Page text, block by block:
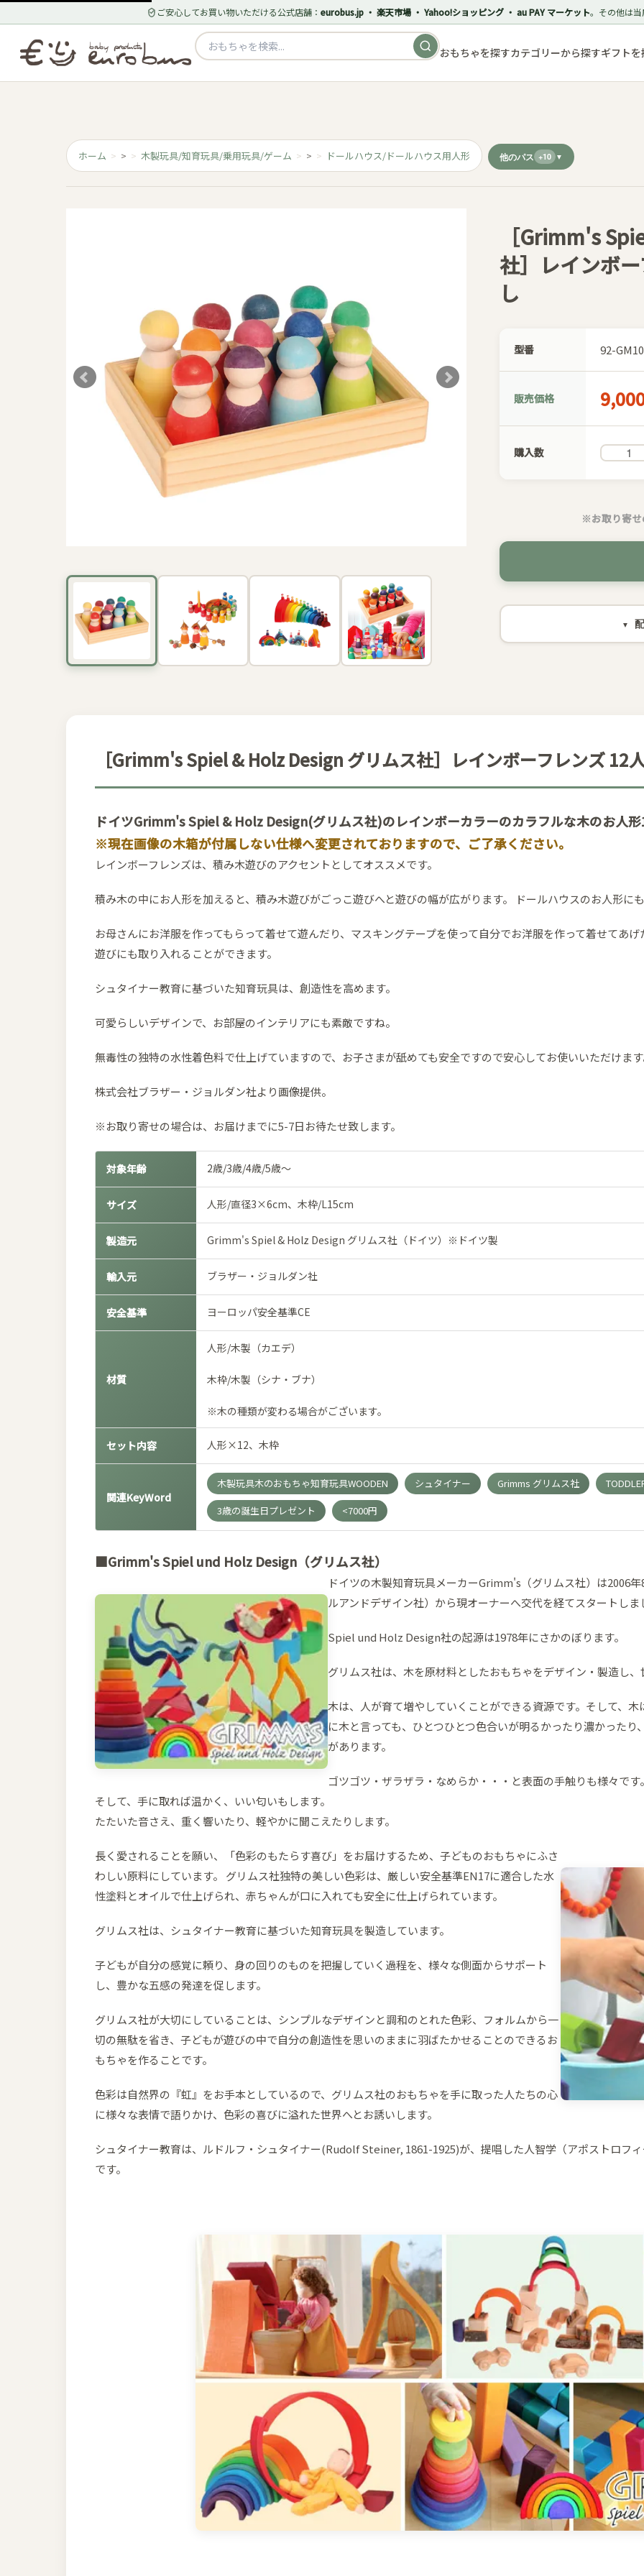
ご安心してお買い物いただける公式店舗： eurobus.jp ・ 楽天市場 ・ Yahoo!ショッピング ・ au PAY マーケット。その他は
おもちゃを探すカテゴリーから探すギフト
ホーム > 木製玩具/知育玩具/乗用玩具/ゲーム > ドールハウス/ドールハウス用人形 他のパス +10
［Grimm's
社］レインボ
し
型番 92-
販売価格
購入数
※お取り寄せ
［Grimm's Spiel & Holz Design グリムス社］レインボーフレンズ 12
ドイツGrimm's Spiel & Holz Design(グリムス社)のレインボーカラーのカラフルな木のお人
※現在画像の木箱が付属しない仕様へ変更されておりますので、ご了承ください。
レインボーフレンズは、積み木遊びのアクセントとしてオススメです。
積み木の中にお人形を加えると、積み木遊びがごっこ遊びへと遊びの幅が広がります。 ドールハウスのお人形に
お母さんにお洋服を作ってもらって着せて遊んだり、マスキングテープを使って自分でお洋服を作って着せてあ
遊びにも取り入れることができます。
シュタイナー教育に基づいた知育玩具は、創造性を高めます。
可愛らしいデザインで、お部屋のインテリアにも素敵ですね。
無毒性の独特の水性着色料で仕上げていますので、お子さまが舐めても安全ですので安心してお使いいただけま
株式会社ブラザー・ジョルダン社より画像提供。
※お取り寄せの場合は、お届けまでに5-7日お待たせ致します。
対象年齢 2歳/3歳/4歳/5歳～
サイズ 人形/直径3×6cm、木枠/L15cm
製造元 Grimm's Spiel & Holz Design グリムス社（ドイツ）※ドイツ製
輸入元 ブラザー・ジョルダン社
安全基準 ヨーロッパ安全基準CE
材質
人形/木製（カエデ）
木枠/木製（シナ・ブナ）
※木の種類が変わる場合がございます。
セット内容 人形×12、木枠
関連KeyWord
木製玩具木のおもちゃ知育玩具WOODEN シュタイナー Grimms グリムス社
3歳の誕生日プレゼント
<7000円
■Grimm's Spiel und Holz Design（グリムス社）
ドイツの木製知育玩具メーカーGrimm's（グリムス社）は2006
ルアンドデザイン社）から現オーナーへ交代を経てスタートしま
Spiel und Holz Design社の起源は1978年にさかのぼります。
グリムス社は、木を原材料としたおもちゃをデザイン・製造し
木は、人が育て増やしていくことができる資源です。そして、
に木と言っても、ひとつひとつ色合いが明るかったり濃かった
があります。
ゴツゴツ・ザラザラ・なめらか・・・と表面の手触りも様々です
そして、手に取れば温かく、いい匂いもします。
たたいた音さえ、重く響いたり、軽やかに聞こえたりします。
長く愛されることを願い、「色彩のもたらす喜び」をお届けするため、子どものおもちゃにふさ
わしい原料にしています。 グリムス社独特の美しい色彩は、厳しい安全基準EN17に適合した水
性塗料とオイルで仕上げられ、赤ちゃんが口に入れても安全に仕上げられています。
グリムス社は、シュタイナー教育に基づいた知育玩具を製造しています。
子どもが自分の感覚に頼り、身の回りのものを把握していく過程を、様々な側面からサポート
し、豊かな五感の発達を促します。
グリムス社が大切にしていることは、シンプルなデザインと調和のとれた色彩、フォルムから一
切の無駄を省き、子どもが遊びの中で自分の創造性を思いのままに羽ばたかせることのできるお
もちゃを作ることです。
色彩は自然界の『虹』をお手本としているので、グリムス社のおもちゃを手に取った人たちの心
に様々な表情で語りかけ、色彩の喜びに溢れた世界へとお誘いします。
シュタイナー教育は、ルドルフ・シュタイナー(Rudolf Steiner, 1861-1925)が、提唱した人智学（アポストロフ
です。